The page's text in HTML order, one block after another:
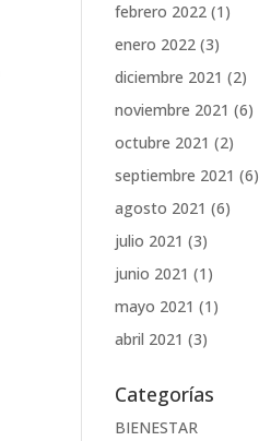
febrero 2022 (1)
enero 2022 (3)
diciembre 2021 (2)
noviembre 2021 (6)
octubre 2021 (2)
septiembre 2021 (6)
agosto 2021 (6)
julio 2021 (3)
junio 2021 (1)
mayo 2021 (1)
abril 2021 (3)
Categorías
BIENESTAR